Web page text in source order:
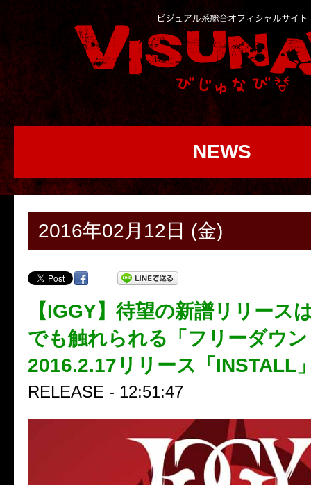
NEWS
2016年02月12日 (金)
【IGGY】待望の新譜リリース
でも触れられる「フリーダウ
2016.2.17リリース「INSTALL
RELEASE - 12:51:47